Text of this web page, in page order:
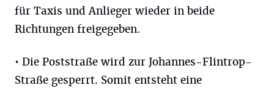
für Taxis und Anlieger wieder in beide
Richtungen freigegeben.
• Die Poststraße wird zur Johannes-Flintrop-
Straße gesperrt. Somit entsteht eine